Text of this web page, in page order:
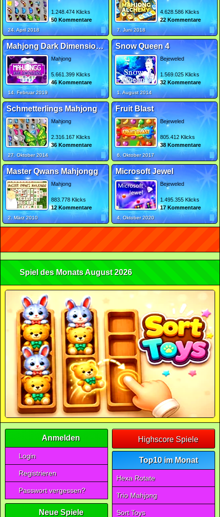
1.248.474 Klicks
50 Kommentare
24. April 2018
4.628.586 Klicks
22 Kommentare
7. Juni 2018
Mahjong Dark Dimensions Triple Time
Mahjong
5.661.399 Klicks
46 Kommentare
14. Februar 2019
Snow Queen 4
Bejeweled
1.569.025 Klicks
32 Kommentare
1. August 2014
Schmetterlings Mahjong
Mahjong
2.316.167 Klicks
36 Kommentare
27. Oktober 2014
Fruit Blast
Bejeweled
805.412 Klicks
38 Kommentare
6. Oktober 2017
Master Qwans Mahjongg
Mahjong
883.778 Klicks
12 Kommentare
2. März 2010
Microsoft Jewel
Bejeweled
1.495.355 Klicks
17 Kommentare
4. Oktober 2020
Spiel des Monats August 2026
Anmelden
Login
Registrieren
Passwort vergessen?
Neue Spiele
Highscore Spiele
Top10 im Monat
Hexa Rotate
Trio Mahjong
Sort Toys